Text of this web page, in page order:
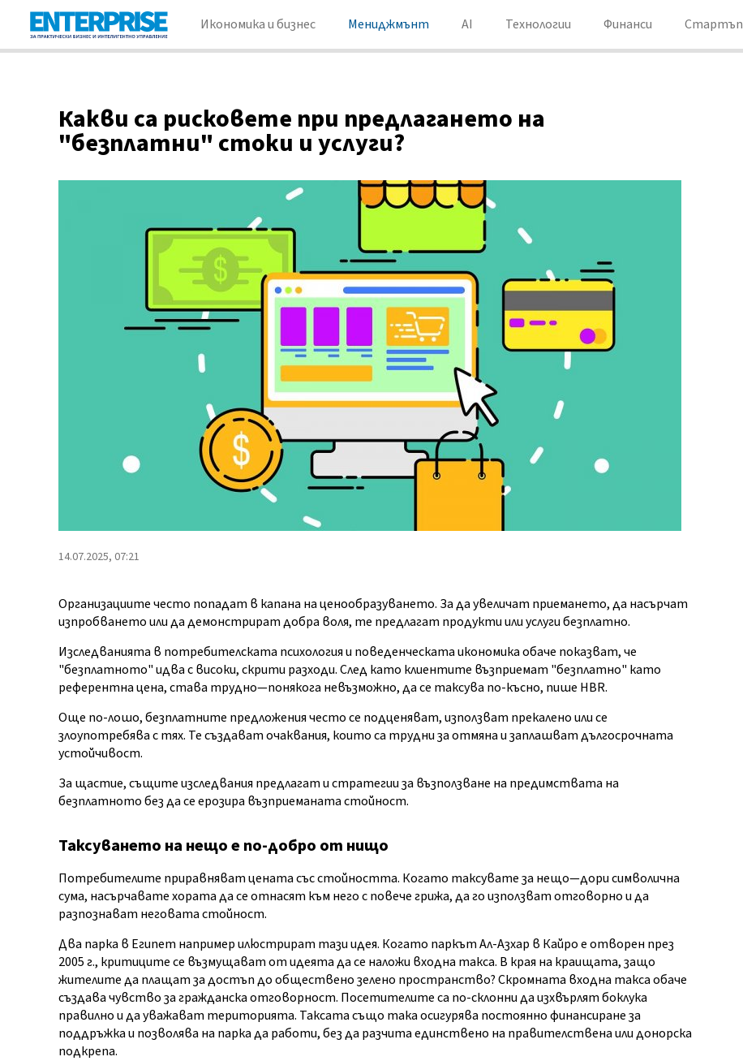
Икономика и бизнес Мениджмънт AI Технологии Финанси Стартъп
Какви са рисковете при предлагането на
"безплатни" стоки и услуги?
14.07.2025, 07:21
Организациите често попадат в капана на ценообразуването. За да увеличат приемането, да насърчат
изпробването или да демонстрират добра воля, те предлагат продукти или услуги безплатно.
Изследванията в потребителската психология и поведенческата икономика обаче показват, че
"безплатното" идва с високи, скрити разходи. След като клиентите възприемат "безплатно" като
референтна цена, става трудно—понякога невъзможно, да се таксува по-късно, пише HBR.
Още по-лошо, безплатните предложения често се подценяват, използват прекалено или се
злоупотребява с тях. Те създават очаквания, които са трудни за отмяна и заплашват дългосрочната
устойчивост.
За щастие, същите изследвания предлагат и стратегии за възползване на предимствата на
безплатното без да се ерозира възприеманата стойност.
Таксуването на нещо е по-добро от нищо
Потребителите приравняват цената със стойността. Когато таксувате за нещо—дори символична
сума, насърчавате хората да се отнасят към него с повече грижа, да го използват отговорно и да
разпознават неговата стойност.
Два парка в Египет например илюстрират тази идея. Когато паркът Ал-Азхар в Кайро е отворен през
2005 г., критиците се възмущават от идеята да се наложи входна такса. В края на краищата, защо
жителите да плащат за достъп до обществено зелено пространство? Скромната входна такса обаче
създава чувство за гражданска отговорност. Посетителите са по-склонни да изхвърлят боклука
правилно и да уважават територията. Таксата също така осигурява постоянно финансиране за
поддръжка и позволява на парка да работи, без да разчита единствено на правителствена или донорска
подкрепа.